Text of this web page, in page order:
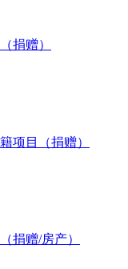
捐赠）
项目（捐赠）
捐赠/房产）